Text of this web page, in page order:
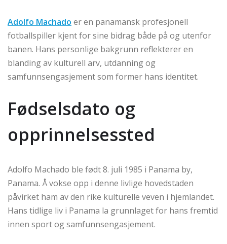
Adolfo Machado er en panamansk profesjonell
fotballspiller kjent for sine bidrag både på og utenfor
banen. Hans personlige bakgrunn reflekterer en
blanding av kulturell arv, utdanning og
samfunnsengasjement som former hans identitet.
Fødselsdato og
opprinnelsessted
Adolfo Machado ble født 8. juli 1985 i Panama by,
Panama. Å vokse opp i denne livlige hovedstaden
påvirket ham av den rike kulturelle veven i hjemlandet.
Hans tidlige liv i Panama la grunnlaget for hans fremtid
innen sport og samfunnsengasjement.